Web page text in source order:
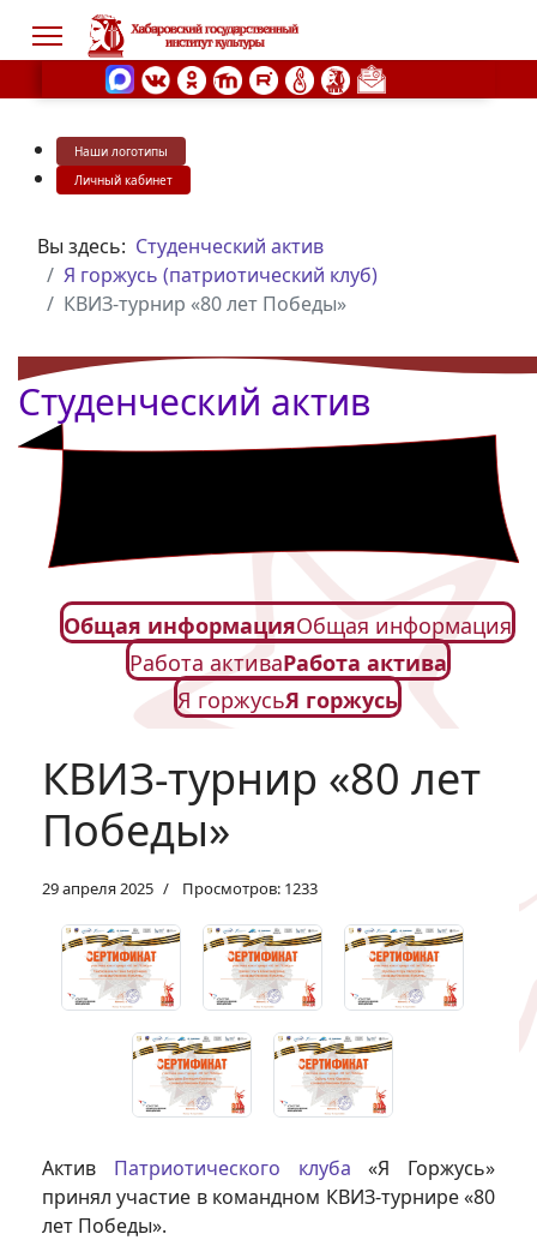
Наши логотипы
Личный кабинет
Вы здесь: Студенческий актив
Я горжусь (патриотический клуб)
КВИЗ-турнир «80 лет Победы»
Студенческий актив
Общая информацияОбщая информация
Работа активаРабота актива
Я горжусьЯ горжусь
КВИЗ-турнир «80 лет
Победы»
29 апреля 2025 Просмотров: 1233
Актив Патриотического клуба «Я Горжусь»
принял участие в командном КВИЗ-турнире «80
лет Победы».